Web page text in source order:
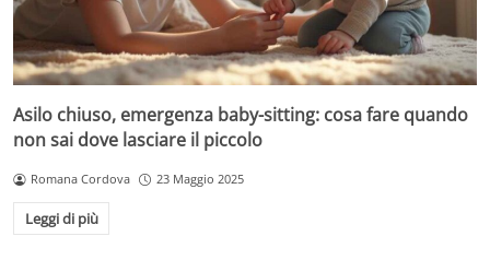
Asilo chiuso, emergenza baby-sitting: cosa fare quando
non sai dove lasciare il piccolo
Romana Cordova 23 Maggio 2025
Leggi di più